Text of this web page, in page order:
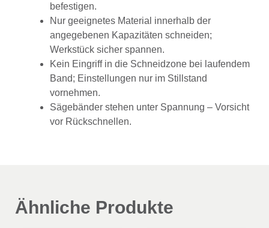
befestigen.
Nur geeignetes Material innerhalb der
angegebenen Kapazitäten schneiden;
Werkstück sicher spannen.
Kein Eingriff in die Schneidzone bei laufendem
Band; Einstellungen nur im Stillstand
vornehmen.
Sägebänder stehen unter Spannung – Vorsicht
vor Rückschnellen.
Ähnliche Produkte